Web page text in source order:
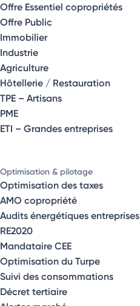
Offre Essentiel copropriétés
Offre Public
Immobilier
Industrie
Agriculture
Hôtellerie / Restauration
TPE – Artisans
PME
ETI – Grandes entreprises
Optimisation & pilotage
Optimisation des taxes
AMO copropriété
Audits énergétiques entreprises
RE2020
Mandataire CEE
Optimisation du Turpe
Suivi des consommations
Décret tertiaire